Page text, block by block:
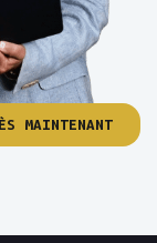
MAINTENANT